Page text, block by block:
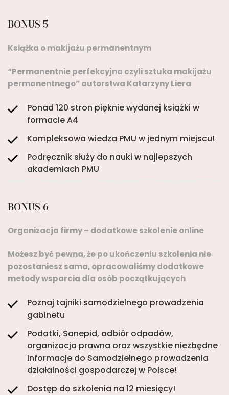
BONUS 5
Książka o makijażu permanentnym
“Permanentnie perfekcyjna czyli sztuka makijażu
permanentnego” autorstwa Katarzyny Liera
Ponad 120 stron pięknie wydanej książki w
formacie A4
Kompleksowa wiedza PMU w jednym miejscu!
Podręcznik służy do nauki w najlepszych
akademiach PMU
BONUS 6
Organizacja firmy – dodatkowe szkolenie online
Możesz być pewna, że po ukończeniu szkolenia nie
pozostaniesz sama, opracowaliśmy dodatkowe
metody wsparcia dla osób początkujących
Poznaj tajniki samodzielnego prowadzenia
gabinetu
Podatki, Sanepid, odbiór odpadów,
organizacja prawna oraz wszystkie niezbędne
informacje do Samodzielnego prowadzenia
działalności gospodarczej w Polsce!
Dostęp do szkolenia na 12 miesięcy!